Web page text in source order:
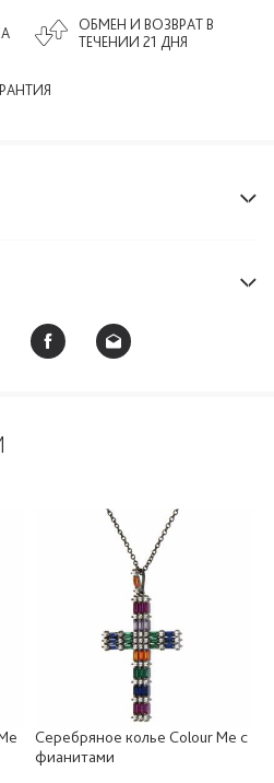
ОБМЕН И ВОЗВРАТ В
ТЕЧЕНИИ 21 ДНЯ
Серебряное колье Colour Me с
фианитами